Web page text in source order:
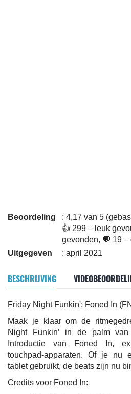
Beoordeling
: 4,17 van 5
👍 299 – leuk
gevonden, 💬 19
Uitgegeven
: april 2021
BESCHRIJVING
Friday Night Funkin': Foned In
Maak je klaar om de
Night Funkin’ in de palm
Introductie van Foned In,
touchpad-apparaten. Of je nu
tablet gebruikt, de beats zijn nu
Credits voor Foned In: